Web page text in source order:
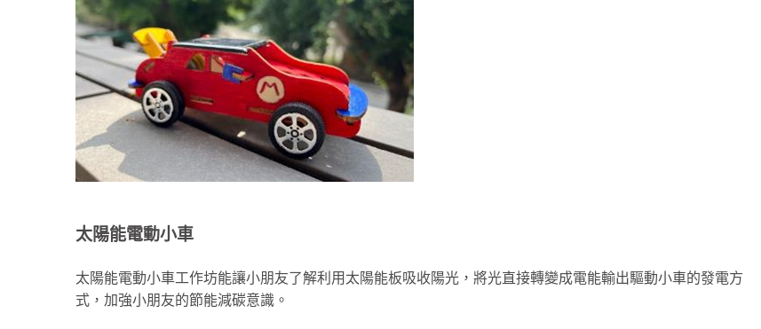
太陽能電動小車
太陽能電動小車工作坊能讓小朋友了解利用太陽能板吸收陽光，將光直接轉變成電能輸出驅動小車的發電方
式，加強小朋友的節能減碳意識。